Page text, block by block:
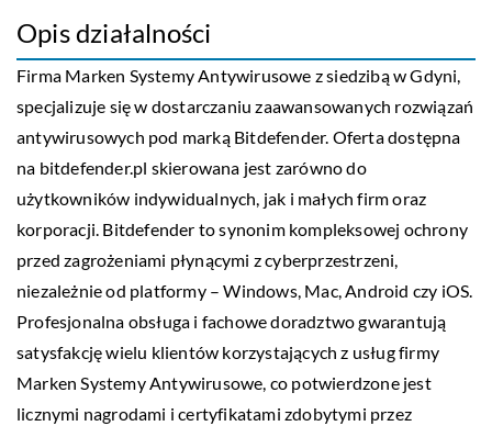
Opis działalności
Firma Marken Systemy Antywirusowe z siedzibą w Gdyni,
specjalizuje się w dostarczaniu zaawansowanych rozwiązań
antywirusowych pod marką Bitdefender. Oferta dostępna
na bitdefender.pl skierowana jest zarówno do
użytkowników indywidualnych, jak i małych firm oraz
korporacji. Bitdefender to synonim kompleksowej ochrony
przed zagrożeniami płynącymi z cyberprzestrzeni,
niezależnie od platformy – Windows, Mac, Android czy iOS.
Profesjonalna obsługa i fachowe doradztwo gwarantują
satysfakcję wielu klientów korzystających z usług firmy
Marken Systemy Antywirusowe, co potwierdzone jest
licznymi nagrodami i certyfikatami zdobytymi przez